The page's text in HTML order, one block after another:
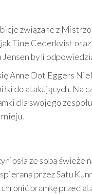
związane z
Tine Cederkvist
byli
Anne Dot Eggers
do atakujących. Na
dla swojego
ze sobą
przez Satu
bramkę przed